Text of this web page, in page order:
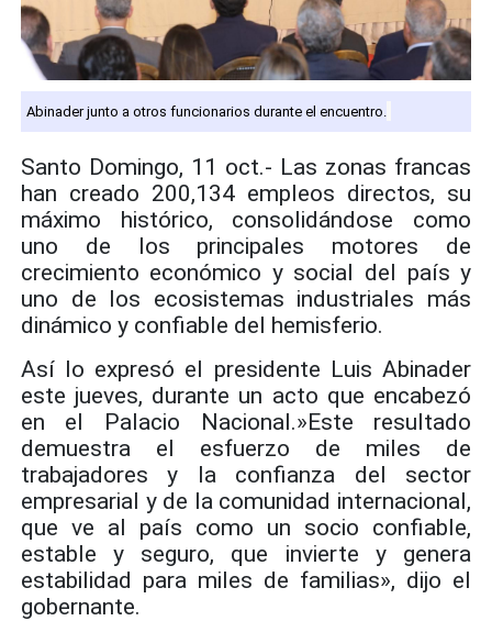
Abinader junto a otros funcionarios durante el encuentro.
Santo Domingo, 11 oct.- Las zonas francas
han creado 200,134 empleos directos, su
máximo histórico, consolidándose como
uno de los principales motores de
crecimiento económico y social del país y
uno de los ecosistemas industriales más
dinámico y confiable del hemisferio.
Así lo expresó el presidente Luis Abinader
este jueves, durante un acto que encabezó
en el Palacio Nacional.»Este resultado
demuestra el esfuerzo de miles de
trabajadores y la confianza del sector
empresarial y de la comunidad internacional,
que ve al país como un socio confiable,
estable y seguro, que invierte y genera
estabilidad para miles de familias», dijo el
gobernante.